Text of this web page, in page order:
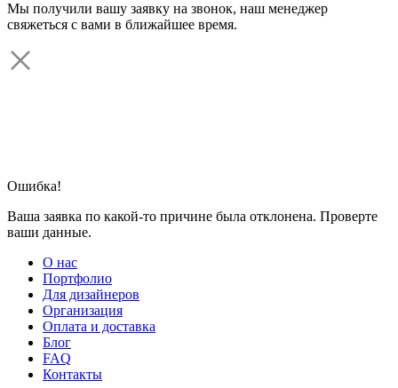
Мы получили вашу заявку на звонок, наш менеджер
свяжеться с вами в ближайшее время.
Ошибка!
Ваша заявка по какой-то причине была отклонена. Проверте
ваши данные.
О нас
Портфолио
Для дизайнеров
Организация
Оплата и доставка
Блог
FAQ
Контакты